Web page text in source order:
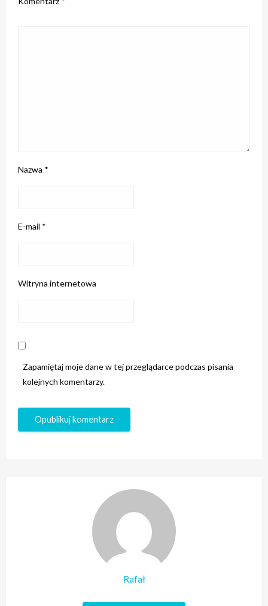
Nazwa *
E-mail *
Witryna internetowa
Zapamiętaj moje dane w tej przeglądarce podczas pisania
kolejnych komentarzy.
Rafał